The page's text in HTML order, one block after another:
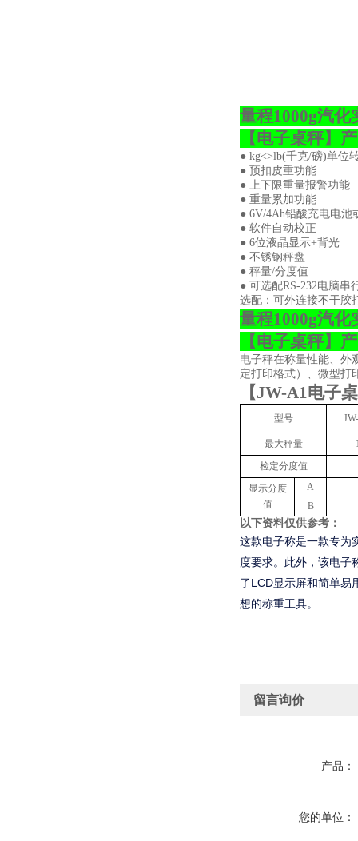
量程1000g汽
【电子桌秤】
● kg<>lb(千克/磅)单位
● 预扣皮重功能
● 上下限重量报警功能
● 重量累加功能
● 6V/4Ah铅酸充电电池
● 软件自动校正
● 6位液晶显示+背光
● 不锈钢秤盘
● 秤量/分度值
● 可选配RS-232电脑串
选配：可外连接不干胶
量程1000g汽
【电子桌秤】
电子秤在称量性能、外
定打印格式）、微型打
【JW-A1电子
型号
最大秤量
检定分度值
显示分度
值
A
B
以下资料仅供参考：
这款电子称是一款专为
度要求。此外，该电子
了LCD显示屏和简单易
想的称重工具。
留言询价
产品：
您的单位：